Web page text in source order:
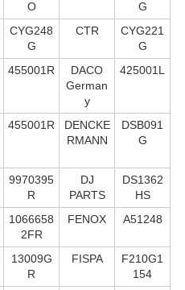
O
G
CYG248
G
CTR
CYG221
G
455001R
DACO
German
y
425001L
455001R
DENCKE
RMANN
DSB091
G
9970395
R
DJ
PARTS
DS1362
HS
1066658
2FR
FENOX A51248
13009G
R
FISPA
F210G1
154